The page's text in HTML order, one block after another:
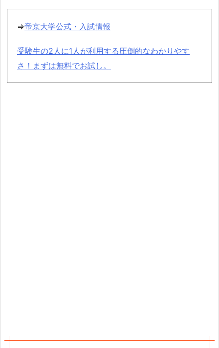
⇒帝京大学公式・入試情報
受験生の2人に1人が利用する圧倒的なわかりやす
さ！まずは無料でお試し。